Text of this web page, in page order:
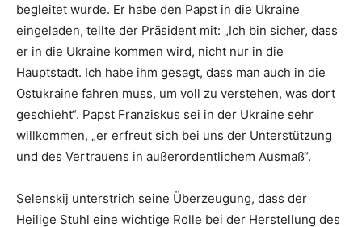
begleitet wurde. Er habe den Papst in die Ukraine
eingeladen, teilte der Präsident mit: „Ich bin sicher, dass
er in die Ukraine kommen wird, nicht nur in die
Hauptstadt. Ich habe ihm gesagt, dass man auch in die
Ostukraine fahren muss, um voll zu verstehen, was dort
geschieht“. Papst Franziskus sei in der Ukraine sehr
willkommen, „er erfreut sich bei uns der Unterstützung
und des Vertrauens in außerordentlichem Ausmaß“.
Selenskij unterstrich seine Überzeugung, dass der
Heilige Stuhl eine wichtige Rolle bei der Herstellung des